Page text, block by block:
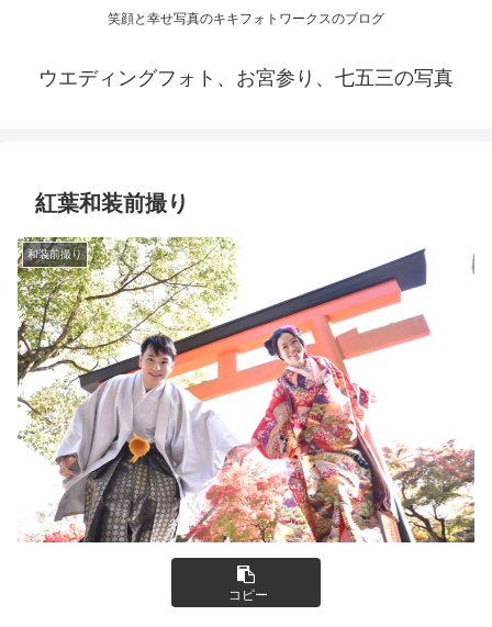
笑顔と幸せ写真のキキフォトワークスのブログ
ウエディングフォト、お宮参り、七五三の写真
紅葉和装前撮り
和装前撮り
コピー